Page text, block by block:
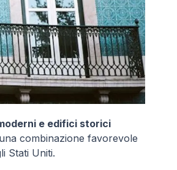
e edifici storici
combinazione favorevole
Stati Uniti.